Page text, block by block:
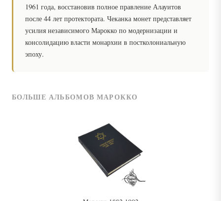
1961 года, восстановив полное правление Алауитов
после 44 лет протектората. Чеканка монет представляет
усилия независимого Марокко по модернизации и
консолидацию власти монархии в постколониальную
эпоху.
БОЛЬШЕ АЛЬБОМОВ МАРОККО